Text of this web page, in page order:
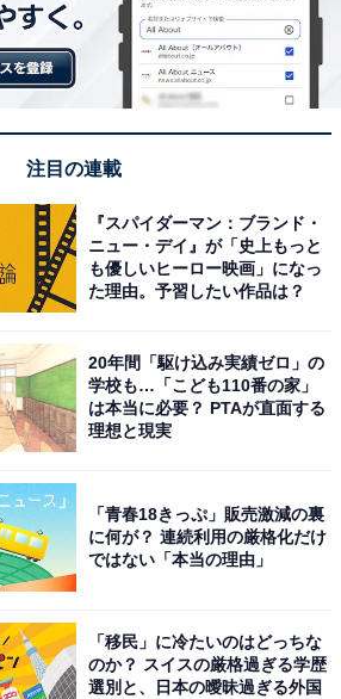
注目の連載
『スパイダーマン：ブランド・
ニュー・デイ』が「史上もっと
も優しいヒーロー映画」になっ
た理由。予習したい作品は？
20年間「駆け込み実績ゼロ」の
学校も…「こども110番の家」
は本当に必要？ PTAが直面する
理想と現実
「青春18きっぷ」販売激減の裏
に何が？ 連続利用の厳格化だけ
ではない「本当の理由」
「移民」に冷たいのはどっちな
のか？ スイスの厳格過ぎる学歴
選別と、日本の曖昧過ぎる外国